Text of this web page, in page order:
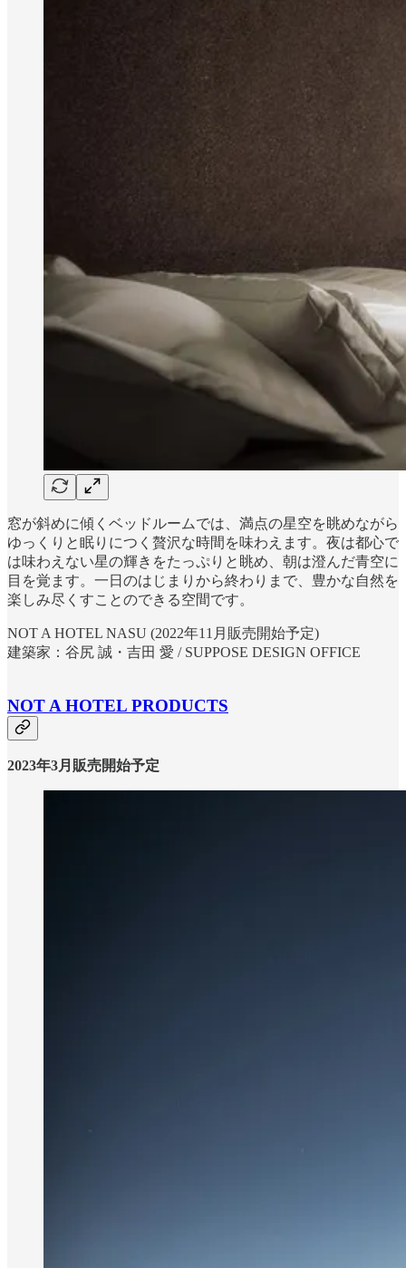
窓が斜めに傾くベッドルームでは、満点の星空を眺めながら
ゆっくりと眠りにつく贅沢な時間を味わえます。夜は都心で
は味わえない星の輝きをたっぷりと眺め、朝は澄んだ青空に
目を覚ます。一日のはじまりから終わりまで、豊かな自然を
楽しみ尽くすことのできる空間です。
NOT A HOTEL NASU (2022年11月販売開始予定)
建築家：谷尻 誠・吉田 愛 / SUPPOSE DESIGN OFFICE
NOT A HOTEL PRODUCTS
2023年3月販売開始予定